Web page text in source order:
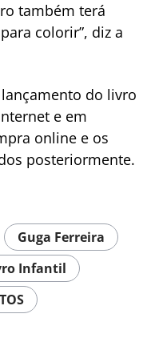
também terá
colorir”, diz a
do livro
e em
online e os
posteriormente.
Guga Ferreira
Infantil